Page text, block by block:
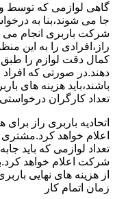
گاهی لوازمی که توسط
جا می شوند،بنا به
شرکت باربری انجام می
راز،افرادی را به این
کمال دقت لوازم را
دهند.در صورتی که
باشند،باید هزینه های
تعداد کارگران درخواستی
اتحادیه باربری راز برای
اعلام خواهد
تعداد لوازمی که باید
شرکت اعلام خواهد
از هزینه های نهایی
زمان اتمام کار